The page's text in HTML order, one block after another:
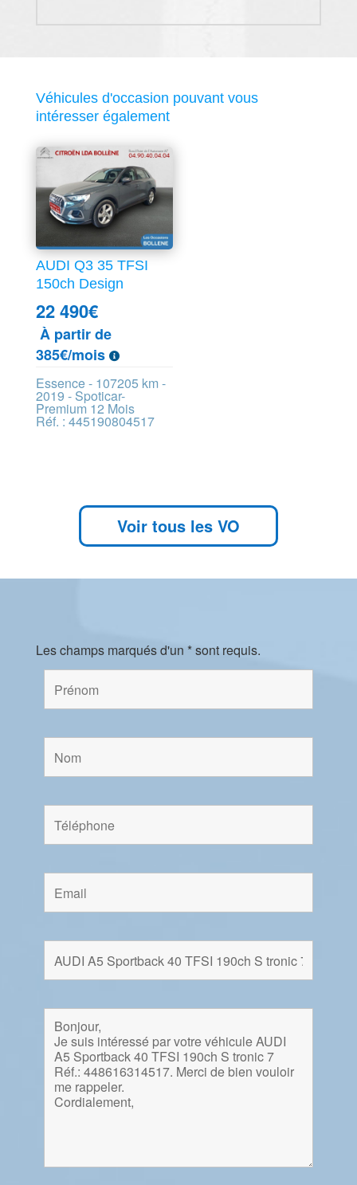
Véhicules d'occasion pouvant vous
intéresser également
AUDI Q3 35 TFSI
150ch Design
22 490€
À partir de
385€/mois
Essence - 107205 km -
2019 - Spoticar-
Premium 12 Mois
Réf. : 445190804517
Voir tous les VO
Les champs marqués d'un * sont requis.